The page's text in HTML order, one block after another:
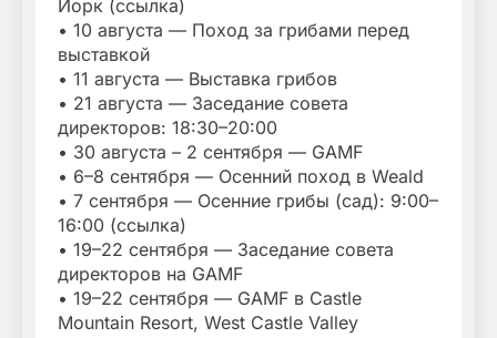
Йорк (ссылка)
• 10 августа — Поход за грибами перед
выставкой
• 11 августа — Выставка грибов
• 21 августа — Заседание совета
директоров: 18:30–20:00
• 30 августа – 2 сентября — GAMF
• 6–8 сентября — Осенний поход в Weald
• 7 сентября — Осенние грибы (сад): 9:00–
16:00 (ссылка)
• 19–22 сентября — Заседание совета
директоров на GAMF
• 19–22 сентября — GAMF в Castle
Mountain Resort, West Castle Valley